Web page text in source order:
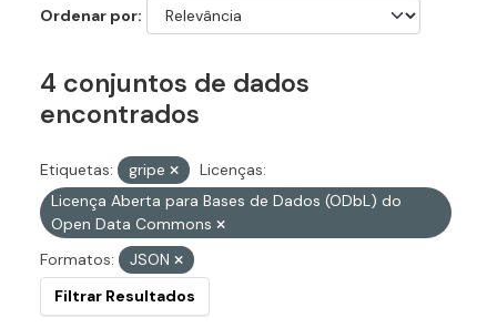
Ordenar por
4 conjuntos de dados
encontrados
Etiquetas: gripe
Licenças:
Licença Aberta para Bases de Dados (ODbL) do
Open Data Commons
Formatos:
JSON
Filtrar Resultados